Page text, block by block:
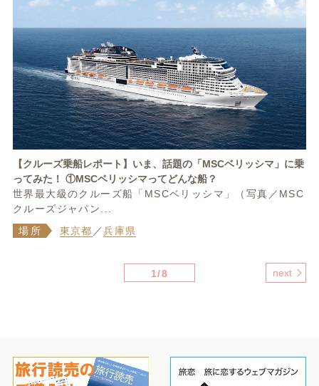
【クルーズ乗船レポート】いま、話題の「MSCベリッシマ」に乗
ってみた！ ①MSCベリッシマってどんな船？
世界最大級のクルーズ船「MSCベリッシマ」（写真／MSC
クルーズジャパン...
場所
東京都 ／兵庫県
1/8 next